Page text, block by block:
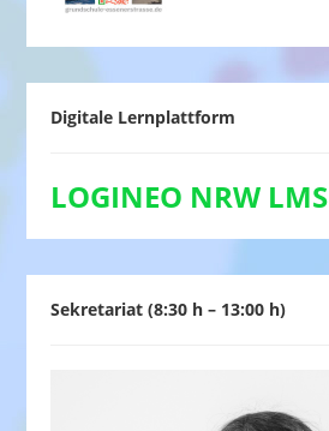
Digitale Lernplattform
LOGINEO NRW LMS
Sekretariat (8:30 h – 13:00 h)